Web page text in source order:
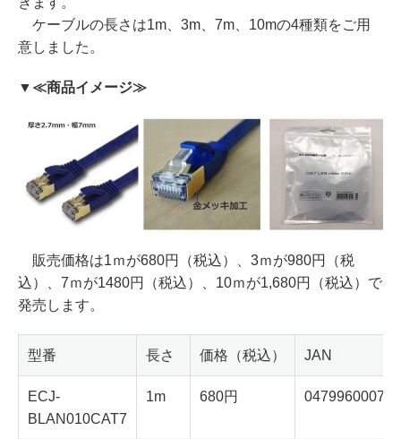
ケーブルの長さは1m、3m、7m、10mの4種類をご用
意しました。
▼≪商品イメージ≫
販売価格は1ｍが680円（税込）、3ｍが980円（税
込）、7ｍが1480円（税込）、10ｍが1,680円（税込）で
発売します。
型番 長さ 価格（税込） JAN
ECJ-
BLAN010CAT7
1m 680円